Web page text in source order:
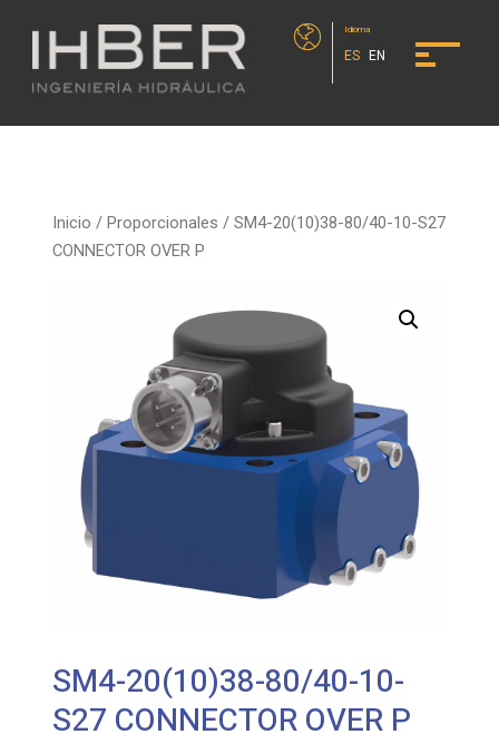
Idioma
ES EN
Inicio /Proporcionales / SM4-20(10)38-80/40-10-S27
CONNECTOR OVER P
SM4-20(10)38-80/40-10-
S27 CONNECTOR OVER P